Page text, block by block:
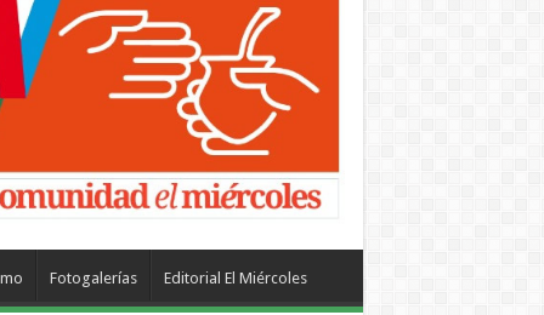
Fotogalerías Editorial El Miércoles